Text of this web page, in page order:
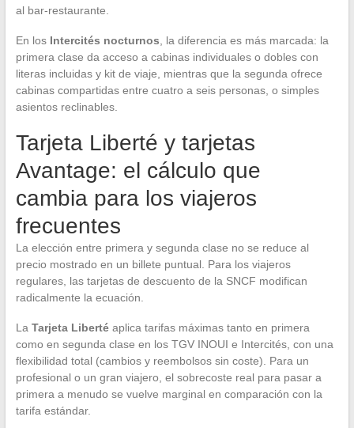
al bar-restaurante.
En los Intercités nocturnos, la diferencia es más marcada: la
primera clase da acceso a cabinas individuales o dobles con
literas incluidas y kit de viaje, mientras que la segunda ofrece
cabinas compartidas entre cuatro a seis personas, o simples
asientos reclinables.
Tarjeta Liberté y tarjetas
Avantage: el cálculo que
cambia para los viajeros
frecuentes
La elección entre primera y segunda clase no se reduce al
precio mostrado en un billete puntual. Para los viajeros
regulares, las tarjetas de descuento de la SNCF modifican
radicalmente la ecuación.
La Tarjeta Libertéaplica tarifas máximas tanto en primera
como en segunda clase en los TGV INOUI e Intercités, con una
flexibilidad total (cambios y reembolsos sin coste). Para un
profesional o un gran viajero, el sobrecoste real para pasar a
primera a menudo se vuelve marginal en comparación con la
tarifa estándar.